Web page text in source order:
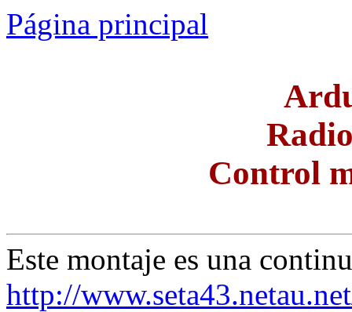
Página principal
Control
Este montaje es una
http://